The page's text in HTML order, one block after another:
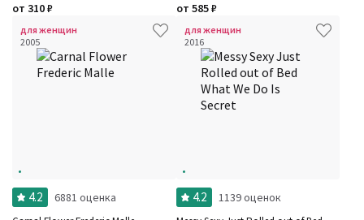
от 310₽ от 585₽
для женщин
2005
4.2 6881 оценка
для женщин
2016
4.2 1139 оценок